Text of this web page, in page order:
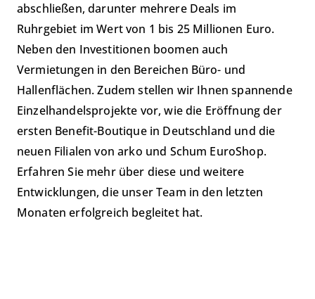
abschließen, darunter mehrere Deals im
Ruhrgebiet im Wert von 1 bis 25 Millionen Euro.
Neben den Investitionen boomen auch
Vermietungen in den Bereichen Büro- und
Hallenflächen. Zudem stellen wir Ihnen spannende
Einzelhandelsprojekte vor, wie die Eröffnung der
ersten Benefit-Boutique in Deutschland und die
neuen Filialen von arko und Schum EuroShop.
Erfahren Sie mehr über diese und weitere
Entwicklungen, die unser Team in den letzten
Monaten erfolgreich begleitet hat.